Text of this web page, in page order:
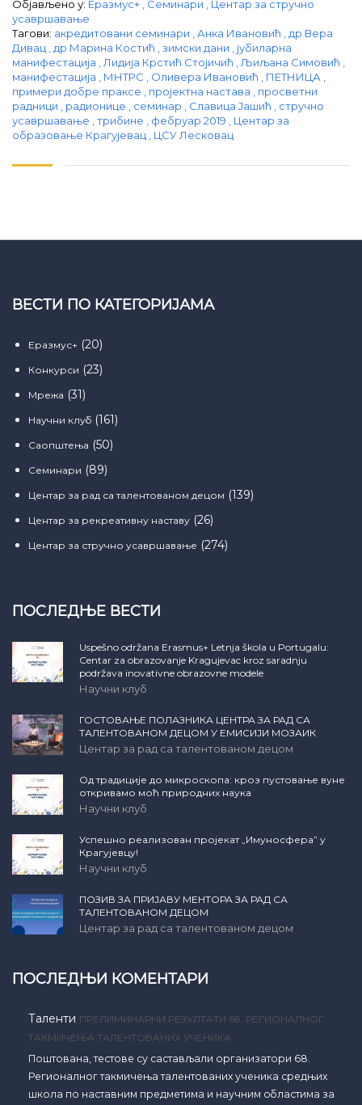
Објављено у: Еразмус+ Семинари
Центар за стручно
усавршавање
Тагови: акредитовани семинари Анка Ивановић
др Вера
Дивац
др Марина Костић зимски дани
јубиларна
манифестација
Лидија Крстић Стојичић Љиљана Симовић
манифестација
МНТРС Оливера Ивановић ПЕТНИЦА
примери добре праксе
пројектна настава
просветни
радници
радионице семинар Славица Јашић
стручно
усавршавање
трибине фебруар 2019
Центар за
образовање Крагујевац
ЦСУ Лесковац
ВЕСТИ ПО КАТЕГОРИЈАМА
Еразмус+ (20)
Конкурси (23)
Мрежа (31)
Научни клуб (161)
Саопштења (50)
Семинари (89)
Центар за рад са талентованом децом (139)
Центар за рекреативну наставу (26)
Центар за стручно усавршавање (274)
ПОСЛЕДЊЕ ВЕСТИ
Uspešno održana Erasmus+ Letnja škola u Portugalu:
Centar za obrazovanje Kragujevac kroz saradnju
podržava inovativne obrazovne modele
Научни клуб
ГОСТОВАЊЕ ПОЛАЗНИКА ЦЕНТРА ЗА РАД СА
ТАЛЕНТОВАНОМ ДЕЦОМ У ЕМИСИЈИ МОЗАИК
Центар за рад са талентованом децом
Од традиције до микроскопа: кроз пустовање вуне
откривамо моћ природних наука
Научни клуб
Успешно реализован пројекат „Имуносфера” у
Крагујевцу!
Научни клуб
ПОЗИВ ЗА ПРИЈАВУ МЕНТОРА ЗА РАД СА
ТАЛЕНТОВАНОМ ДЕЦОМ
Центар за рад са талентованом децом
ПОСЛЕДЊИ КОМЕНТАРИ
Таленти ПРЕЛИМИНАРНИ РЕЗУЛТАТИ 68. РЕГИОНАЛНОГ
ТАКМИЧЕЊА ТАЛЕНТОВАНИХ УЧЕНИКА
Поштована, тестове су састављали организатори 68.
Регионалног такмичења талентованих ученика средњих
школа по наставним предметима и научним областима за